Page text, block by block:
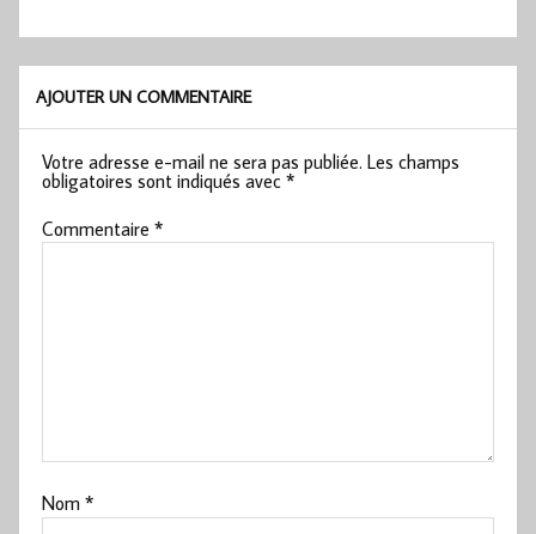
AJOUTER UN COMMENTAIRE
Votre adresse e-mail ne sera pas publiée. Les champs
obligatoires sont indiqués avec*
Commentaire*
Nom*